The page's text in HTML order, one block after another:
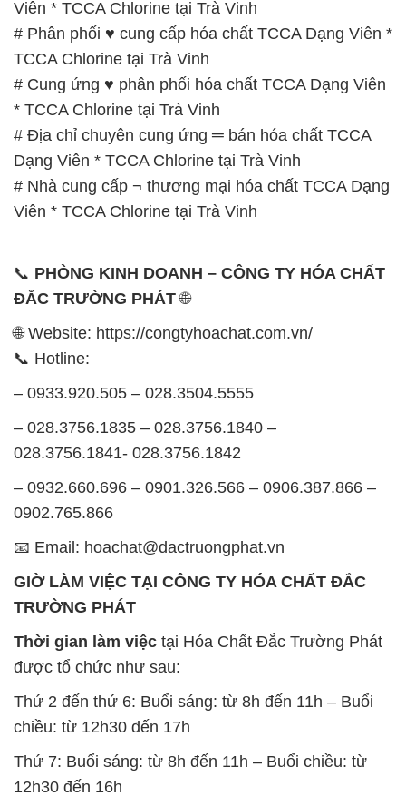
📞 Hotline:
– 0933.920.505 – 028.3504.5555
– 028.3756.1835 – 028.3756.1840 –
028.3756.1841- 028.3756.1842
– 0932.660.696 – 0901.326.566 – 0906.387.866 –
0902.765.866
📧 Email: hoachat@dactruongphat.vn
TRƯỜNG PHÁT
Thời gian làm việctại Hóa Chất Đắc Trường Phát
được tổ chức như sau:
Thứ 2 đến thứ 6: Buổi sáng: từ 8h đến 11h – Buổi
chiều: từ 12h30 đến 17h
Thứ 7: Buổi sáng: từ 8h đến 11h – Buổi chiều: từ
12h30 đến 16h
Chủ nhật: Nghỉ chủ nhật hàng tuần
Chúng tôi rất trân trọng thời gian và cam kết tuân
thủ giờ làm việc để đảm bảo sự hỗ trợ tốt nhất cho
khách hàng và đảm bảo hiệu suất công việc cao
nhất của nhân viên.
BẢN ĐỒ MAP TẠI CÔNG TY HÓA CHẤT ĐẮC
TRƯỜNG PHÁT
ĐỊA CHỈ: 1229C Quốc lộ 1A, Phường Bình Trị
Đông B, Quận Bình Tân, Sài Gòn TP. Hồ Chí